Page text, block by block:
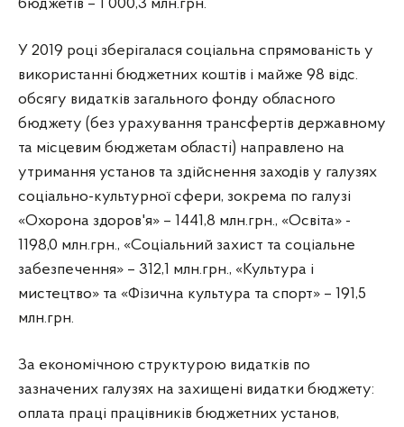
бюджетів – 1 000,3 млн.грн.
У 2019 році зберігалася соціальна спрямованість у
використанні бюджетних коштів і майже 98 відс.
обсягу видатків загального фонду обласного
бюджету (без урахування трансфертів державному
та місцевим бюджетам області) направлено на
утримання установ та здійснення заходів у галузях
соціально-культурної сфери, зокрема по галузі
«Охорона здоров'я» – 1441,8 млн.грн., «Освіта» -
1198,0 млн.грн., «Соціальний захист та соціальне
забезпечення» – 312,1 млн.грн., «Культура і
мистецтво» та «Фізична культура та спорт» – 191,5
млн.грн.
За економічною структурою видатків по
зазначених галузях на захищені видатки бюджету:
оплата праці працівників бюджетних установ,